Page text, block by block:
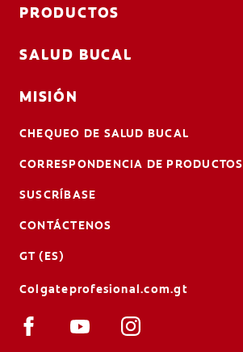
PRODUCTOS
SALUD BUCAL
MISIÓN
CHEQUEO DE SALUD BUCAL
CORRESPONDENCIA DE PRODUCTOS
SUSCRÍBASE
CONTÁCTENOS
GT (ES)
Colgateprofesional.com.gt